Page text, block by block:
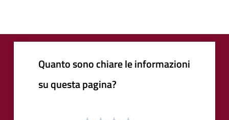
Quanto sono chiare le informazioni
su questa pagina?